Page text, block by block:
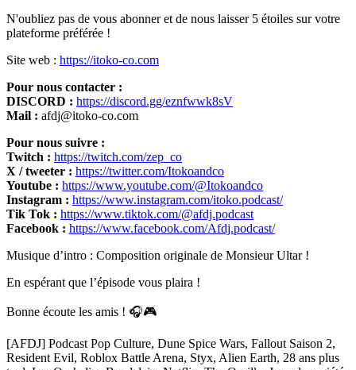
N'oubliez pas de vous abonner et de nous laisser 5 étoiles sur votre
plateforme préférée !
Site web : https://itoko-co.com
Pour nous contacter :
DISCORD : https://discord.gg/eznfwwk8sV
Mail : afdj@itoko-co.com
Pour nous suivre :
Twitch : https://twitch.com/zep_co
X / tweeter : https://twitter.com/Itokoandco
Youtube : https://www.youtube.com/@Itokoandco
Instagram : https://www.instagram.com/itoko.podcast/
Tik Tok : https://www.tiktok.com/@afdj.podcast
Facebook : https://www.facebook.com/Afdj.podcast/
Musique d’intro : Composition originale de Monsieur Ultar !
En espérant que l’épisode vous plaira !
Bonne écoute les amis ! 🎧🎮
[AFDJ] Podcast Pop Culture, Dune Spice Wars, Fallout Saison 2,
Resident Evil, Roblox Battle Arena, Styx, Alien Earth, 28 ans plus